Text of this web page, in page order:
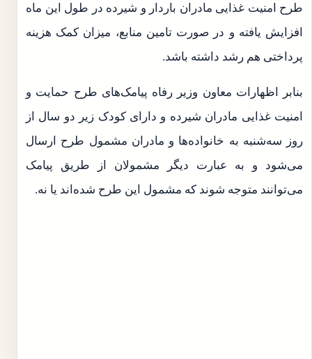
طرح امنیت غذایی مادران باردار و شیرده در طول این ماه
افزایش یافته و در صورت تامین منابع، میزان کمک هزینه
پرداختی هم رشد داشته باشد.
بنابر اظهارات معاون وزیر رفاه پیامک‌های طرح حمایت و
امنیت غذایی مادران شیرده و دارای کودک زیر دو سال از
روز سه‌شنبه به خانواده‌ها و مادران مشمول طرح ارسال
می‌شود و به عبارت دیگر مشمولان از طریق پیامک
می‌توانند متوجه شوند که مشمول این طرح شده‌اند یا نه.